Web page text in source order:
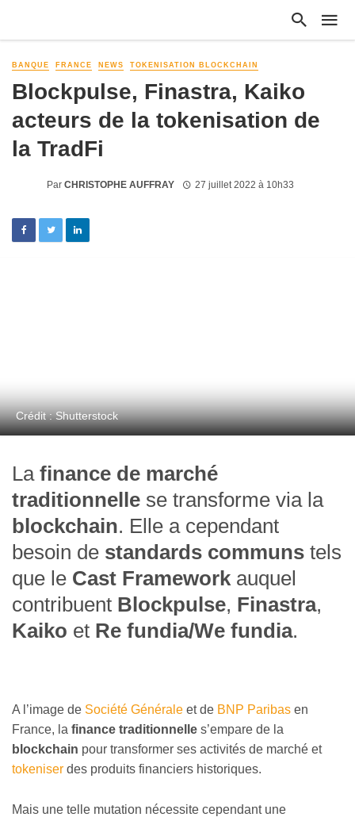
BANQUE FRANCE NEWS TOKENISATION BLOCKCHAIN
Blockpulse, Finastra, Kaiko
acteurs de la tokenisation de
la TradFi
Par CHRISTOPHE AUFFRAY 27 juillet 2022 à 10h33
Crédit : Shutterstock
La finance de marché
traditionnelle se transforme via la
blockchain. Elle a cependant
besoin de standards communs tels
que le Cast Framework auquel
contribuent Blockpulse, Finastra,
Kaiko et Re fundia/We fundia.
A l’image de Société Générale et de BNP Paribas en
France, la finance traditionnelle s’empare de la
blockchain pour transformer ses activités de marché et
tokeniser des produits financiers historiques.
Mais une telle mutation nécessite cependant une